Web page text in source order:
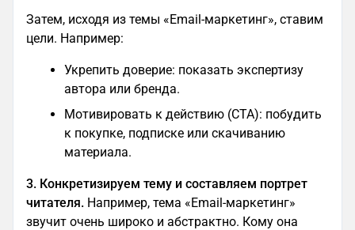
Затем, исходя из темы «Email-маркетинг», ставим
цели. Например:
Укрепить доверие: показать экспертизу
автора или бренда.
Мотивировать к действию (CTA): побудить
к покупке, подписке или скачиванию
материала.
3. Конкретизируем тему и составляем портрет
читателя. Например, тема «Email-маркетинг»
звучит очень широко и абстрактно. Кому она